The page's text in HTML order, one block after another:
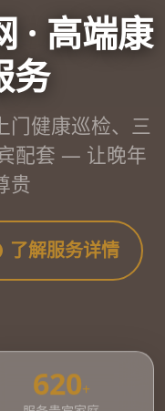
· 高端康
务
门健康巡检、三
配套 — 让晚年
贵
了解服务详情
620
服务贵宾家庭